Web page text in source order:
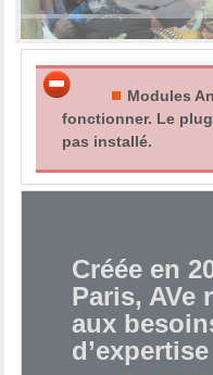
Modules
fonctionner. Le
pas installé.
Créée en
Paris, AVe
aux